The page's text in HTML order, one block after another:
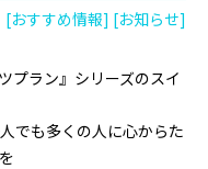
[おすすめ情報] [お知らせ]
プラン』シリーズのスイ
でも多くの人に心からた